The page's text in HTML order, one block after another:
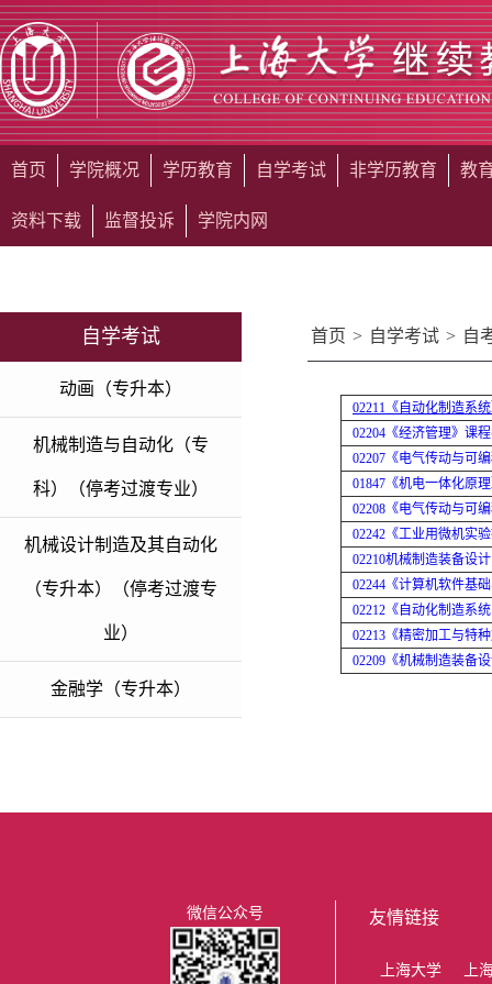
首页 学院概况 学历教育 自学考试 非学历教育 教
资料下载 监督投诉 学院内网
自学考试
动画（专升本）
机械制造与自动化（专
科）（停考过渡专业）
机械设计制造及其自动化
（专升本）（停考过渡专
业）
金融学（专升本）
首页 > 自学考试 > 自
02211《自动化制造系
02204《经济管理》课
02207《电气传动与可
01847《机电一体化原
02208《电气传动与可
02242《工业用微机实
02210机械制造装备设
02244《计算机软件基
02212《自动化制造系
02213《精密加工与特
02209《机械制造装备
微信公众号 友情链接
上海大学 上